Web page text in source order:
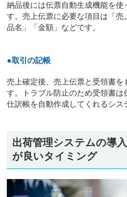
納品後には伝票自動生成機能を使
す。売上伝票に必要な項目は「売
品名」「金額」などです。
●取引の記帳
売上確定後、売上伝票と受領書を
す。トラブル防止のため受領書は
仕訳帳を自動作成してくれるシス
出荷管理システムの導
が良いタイミング